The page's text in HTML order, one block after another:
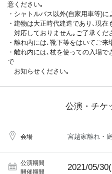
意ください｡
・シャトルバス以外(自家用車等)
・建物は大正時代建造であり､現
対応しておりません｡ご了承くだ
・離れ内には､靴下等をはいてご来
・離れ内には､杖を使っての入場
で
お知らせください｡
公演・チケ
会場 宮越家離れ・
公演期間
開催期間
2021/05/